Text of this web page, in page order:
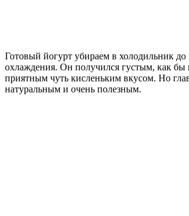
Готовый йогурт убираем в холодильник до
охлаждения. Он получился густым, как бы
приятным чуть кисленьким вкусом. Но
натуральным и очень полезным.